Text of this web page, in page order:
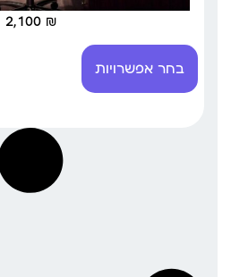
2,100 ₪
בחר אפשרויות